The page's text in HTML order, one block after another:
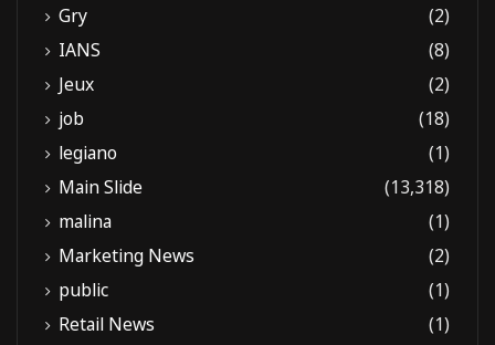
Gry
(2)
IANS
(8)
Jeux
(2)
job
(18)
legiano
(1)
Main Slide
(13,318)
malina
(1)
Marketing News
(2)
public
(1)
Retail News
(1)